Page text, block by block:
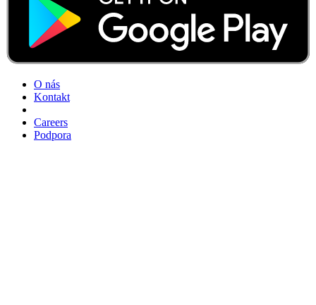
O nás
Kontakt
Careers
Podpora